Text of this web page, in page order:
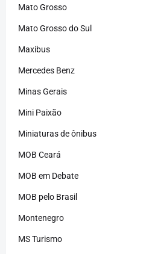
Mato Grosso
Mato Grosso do Sul
Maxibus
Mercedes Benz
Minas Gerais
Mini Paixão
Miniaturas de ônibus
MOB Ceará
MOB em Debate
MOB pelo Brasil
Montenegro
MS Turismo